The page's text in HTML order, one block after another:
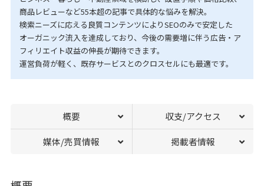
商品レビューなど55本超の記事で具体的な悩みを解決。
検索ニーズに応える良質コンテンツによりSEOのみで安定した
オーガニック流入を達成しており、今後の需要増に伴う広告・ア
フィリエイト収益の伸長が期待できます。
運営負荷が軽く、既存サービスとのクロスセルにも最適です。
概要 収支/アクセス
媒体/売買情報 掲載者情報